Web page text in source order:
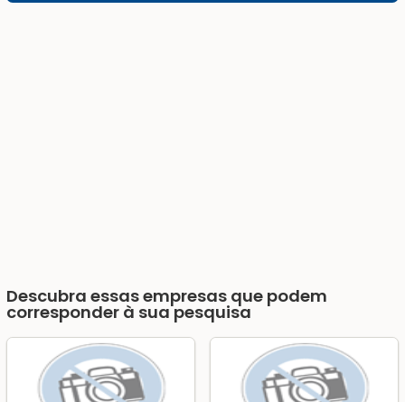
Descubra essas empresas que podem
corresponder à sua pesquisa